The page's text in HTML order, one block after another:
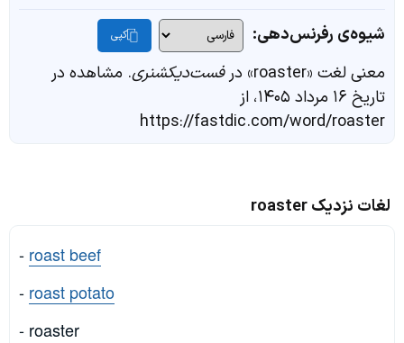
شیوه‌ی رفرنس‌دهی: کپی
معنی لغت «roaster» در فست‌دیکشنری. مشاهده در
تاریخ ۱۶ مرداد ۱۴۰۵، از
https://fastdic.com/word/roaster
لغات نزدیک roaster
- roast beef
- roast potato
- roaster